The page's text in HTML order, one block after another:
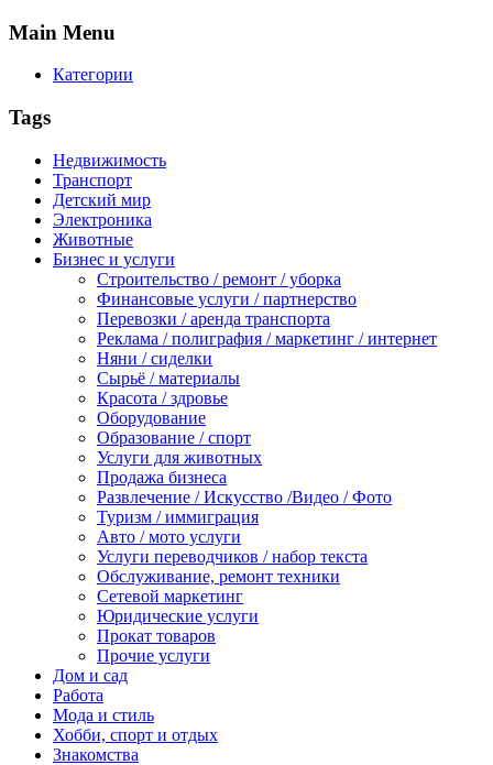
Main Menu
Категории
Tags
Недвижимость
Транспорт
Детский мир
Электроника
Животные
Бизнес и услуги
Строительство / ремонт / уборка
Финансовые услуги / партнерство
Перевозки / аренда транспорта
Реклама / полиграфия / маркетинг / интернет
Няни / сиделки
Сырьё / материалы
Красота / здровье
Оборудование
Образование / спорт
Услуги для животных
Продажа бизнеса
Развлечение / Искусство /Видео / Фото
Туризм / иммиграция
Авто / мото услуги
Услуги переводчиков / набор текста
Обслуживание, ремонт техники
Сетевой маркетинг
Юридические услуги
Прокат товаров
Прочие услуги
Дом и сад
Работа
Мода и стиль
Хобби, спорт и отдых
Знакомства